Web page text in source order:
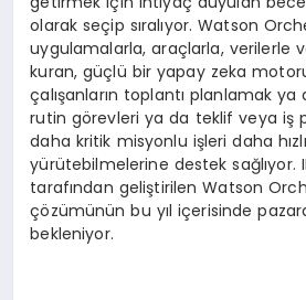
olarak seçip sıralıyor. Watson
uygulamalarla, araçlarla, verilerle
kuran, güçlü bir yapay zeka
çalışanların toplantı planlamak
rutin görevleri ya da teklif veya iş
daha kritik misyonlu işleri daha
yürütebilmelerine destek sağlıyor.
tarafından geliştirilen Watson
çözümünün bu yıl içerisinde
bekleniyor.